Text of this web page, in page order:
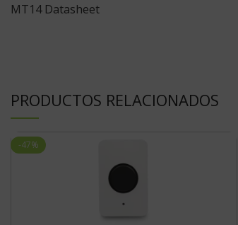
MT14 Datasheet
PRODUCTOS RELACIONADOS
-47%